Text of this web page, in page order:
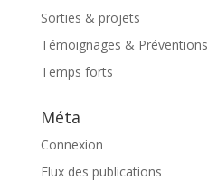
Sorties & projets
Témoignages & Préventions
Temps forts
Méta
Connexion
Flux des publications